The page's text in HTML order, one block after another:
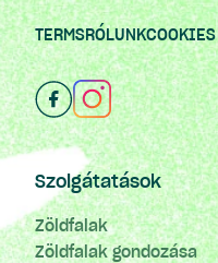
TERMSRÓLUNKCOOKIES
Szolgátatások
Zöldfalak
Zöldfalak gondozása